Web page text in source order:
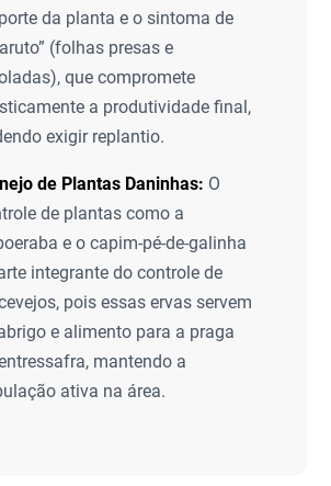
da planta e o sintoma de
(folhas presas e
que compromete
a produtividade final,
exigir replantio.
de Plantas Daninhas: O
de plantas como a
e o capim-pé-de-galinha
integrante do controle de
pois essas ervas servem
e alimento para a praga
mantendo a
ativa na área.